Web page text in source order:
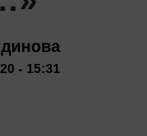
- 15:31